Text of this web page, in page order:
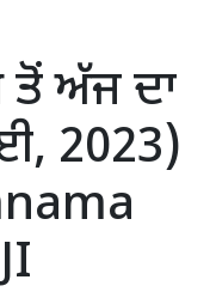
ਤੋਂ ਅੱਜ ਦਾ
2023)